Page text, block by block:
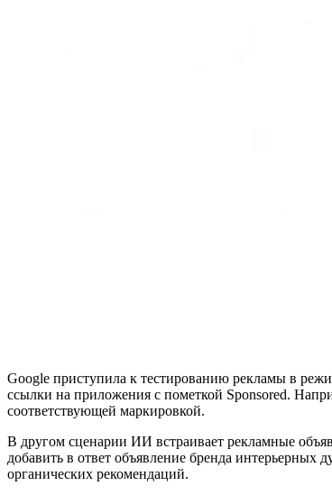
Google приступила к тестированию рекламы в
ссылки на приложения с пометкой Sponsored.
соответствующей маркировкой.
В другом сценарии ИИ встраивает рекламные
добавить в ответ объявление бренда интерьерных
органических рекомендаций.